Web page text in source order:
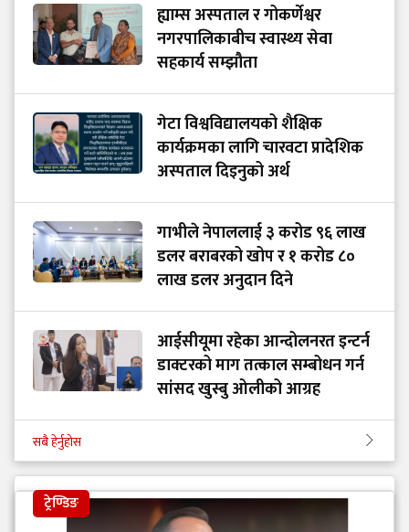
ह्याम्स अस्पताल र गोकर्णेश्वर
नगरपालिकाबीच स्वास्थ्य सेवा
सहकार्य सम्झौता
गेटा विश्वविद्यालयको शैक्षिक
कार्यक्रमका लागि चारवटा प्रादेशिक
अस्पताल दिइनुको अर्थ
गाभीले नेपाललाई ३ करोड ९६ लाख
डलर बराबरको खोप र १ करोड ८०
लाख डलर अनुदान दिने
आईसीयूमा रहेका आन्दोलनरत इन्टर्न
डाक्टरको माग तत्काल सम्बोधन गर्न
सांसद खुस्बु ओलीको आग्रह
सबै हेर्नुहोस
ट्रेण्डिङ